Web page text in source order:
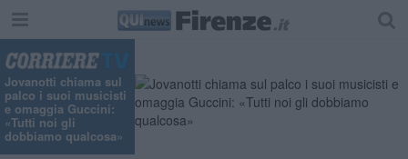
Jovanotti chiama sul
palco i suoi musicisti
e omaggia Guccini:
«Tutti noi gli
dobbiamo qualcosa»